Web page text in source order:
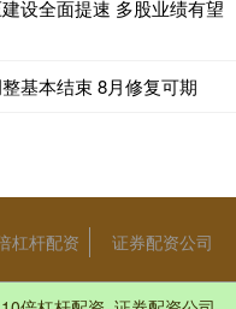
设全面提速 多股业绩有望
基本结束 8月修复可期
杠杆配资 证券配资公司